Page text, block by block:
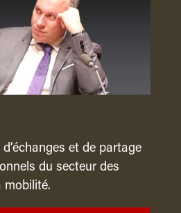
et de partage
du secteur des
mobilité.